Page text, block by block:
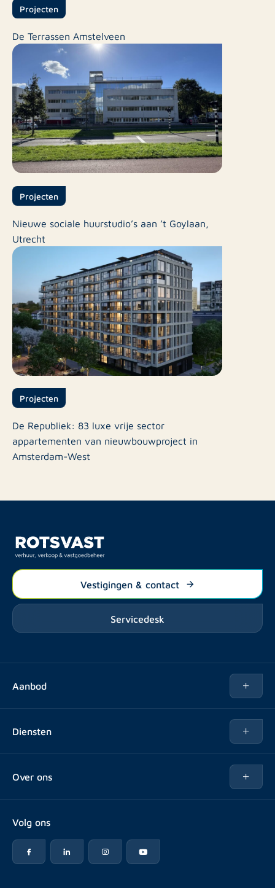
Projecten
De Terrassen Amstelveen
Projecten
Nieuwe sociale huurstudio’s aan ’t Goylaan,
Utrecht
Projecten
De Republiek: 83 luxe vrije sector
appartementen van nieuwbouwproject in
Amsterdam-West
Vestigingen & contact
Servicedesk
Aanbod
Diensten
Vastgoedbeheer
Advies
Over ons
Veelgestelde vragen
Reviews
Volg ons